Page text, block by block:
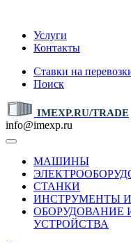
Услуги
Контакты
Ставки на
Поиск
IMEXP.RU/TRADE
info@imexp.ru
МАШИНЫ
СТАНКИ
ИНСТРУМЕНТЫ
ОБОРУДОВАНИЕ
УСТРОЙСТВА